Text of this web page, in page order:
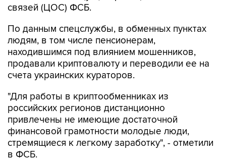
связей (ЦОС) ФСБ.
По данным спецслужбы, в обменных пунктах
людям, в том числе пенсионерам,
находившимся под влиянием мошенников,
продавали криптовалюту и переводили ее на
счета украинских кураторов.
"Для работы в криптообменниках из
российских регионов дистанционно
привлечены не имеющие достаточной
финансовой грамотности молодые люди,
стремящиеся к легкому заработку", - отметили
в ФСБ.